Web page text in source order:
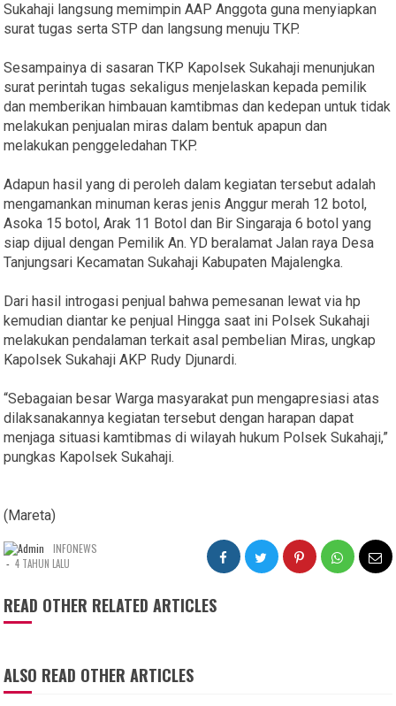
Sukahaji langsung memimpin AAP Anggota guna menyiapkan
surat tugas serta STP dan langsung menuju TKP.
Sesampainya di sasaran TKP Kapolsek Sukahaji menunjukan
surat perintah tugas sekaligus menjelaskan kepada pemilik
dan memberikan himbauan kamtibmas dan kedepan untuk tidak
melakukan penjualan miras dalam bentuk apapun dan
melakukan penggeledahan TKP.
Adapun hasil yang di peroleh dalam kegiatan tersebut adalah
mengamankan minuman keras jenis Anggur merah 12 botol,
Asoka 15 botol, Arak 11 Botol dan Bir Singaraja 6 botol yang
siap dijual dengan Pemilik An. YD beralamat Jalan raya Desa
Tanjungsari Kecamatan Sukahaji Kabupaten Majalengka.
Dari hasil introgasi penjual bahwa pemesanan lewat via hp
kemudian diantar ke penjual Hingga saat ini Polsek Sukahaji
melakukan pendalaman terkait asal pembelian Miras, ungkap
Kapolsek Sukahaji AKP Rudy Djunardi.
“Sebagaian besar Warga masyarakat pun mengapresiasi atas
dilaksanakannya kegiatan tersebut dengan harapan dapat
menjaga situasi kamtibmas di wilayah hukum Polsek Sukahaji,”
pungkas Kapolsek Sukahaji.
(Mareta)
INFONEWS
- 4 TAHUN LALU
READ OTHER RELATED ARTICLES
ALSO READ OTHER ARTICLES